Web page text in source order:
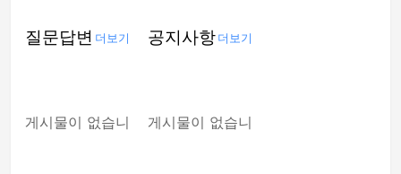
질문답변
게시물이 없습니
더보기 공지사항
게시물이 없습니
더보기